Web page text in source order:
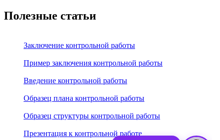
Полезные статьи
Заключение контрольной работы
Пример заключения контрольной работы
Введение контрольной работы
Образец плана контрольной работы
Образец структуры контрольной работы
Презентация к контрольной работе